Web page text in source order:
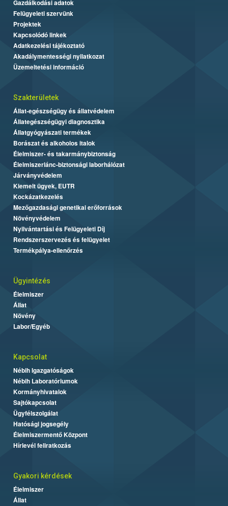
Gazdálkodási adatok
Felügyeleti szervünk
Projektek
Kapcsolódó linkek
Adatkezelési tájékoztató
Akadálymentességi nyilatkozat
Üzemeltetési információ
Szakterületek
Állat-egészségügy és állatvédelem
Állategészségügyi diagnosztika
Állatgyógyászati termékek
Borászat és alkoholos italok
Élelmiszer- és takarmánybiztonság
Élelmiszerlánc-biztonsági laborhálózat
Járványvédelem
Kiemelt ügyek, EUTR
Kockázatkezelés
Mezőgazdasági genetikai erőforrások
Növényvédelem
Nyilvántartási és Felügyeleti Díj
Rendszerszervezés és felügyelet
Termékpálya-ellenőrzés
Ügyintézés
Élelmiszer
Állat
Növény
Labor/Egyéb
Kapcsolat
Nébih Igazgatóságok
Nébih Laboratóriumok
Kormányhivatalok
Sajtókapcsolat
Ügyfélszolgálat
Hatósági jogsegély
Élelmiszermentő Központ
Hírlevél feliratkozás
Gyakori kérdések
Élelmiszer
Állat